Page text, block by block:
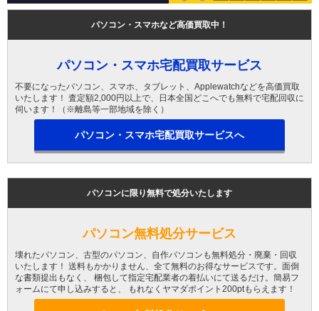
パソコン・スマホなど高価買取中！
パソコン・スマホ宅配買取サービス
不要になったパソコン、スマホ、タブレット、Applewatchなどを高価買取
いたします！ 査定額2,000円以上で、日本全国どこへでも無料で宅配回収に
伺います！（※離島等一部地域を除く）
パソコン・スマホ宅配買取サービスへ
パソコンに限り無料で処分いたします
パソコン無料処分サービス
壊れたパソコン、古型のパソコン、自作パソコンも無料処分・廃棄・回収
いたします！ 送料もかかりません、全て無料のお得なサービスです。面倒
な書類提出もなく、 梱包して指定宅配業者の着払いにて送るだけ。簡易フ
ォームにて申し込みすると、 もれなくヤマダポイント200ptもらえます！